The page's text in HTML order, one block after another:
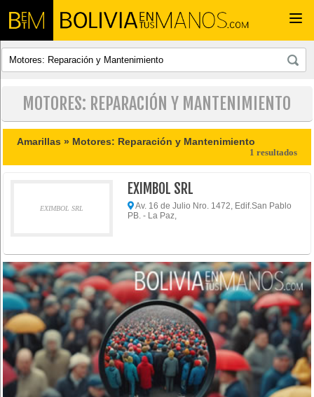
MOTORES: REPARACIÓN Y MANTENIMIENTO
Amarillas » Motores: Reparación y Mantenimiento
1 resultados
EXIMBOL SRL
EXIMBOL SRL
Av. 16 de Julio Nro. 1472, Edif.San Pablo
PB. - La Paz,